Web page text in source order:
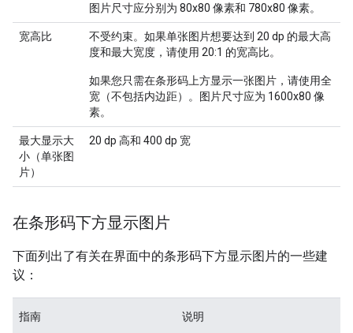
图片尺寸应分别为 80x80 像素和 780x80 像素。
宽高比
不受约束。如果单张图片想要达到 20 dp 的最大高
度和最大宽度，请使用 20:1 的宽高比。
如果您只需在条形码上方显示一张图片，请使用全
宽（不包括内边距）。图片尺寸应为 1600x80 像
素。
最大显示大
小（单张图
片）
20 dp 高和 400 dp 宽
在条形码下方显示图片
下面列出了有关在界面中的条形码下方显示图片的一些建
议：
指南 说明